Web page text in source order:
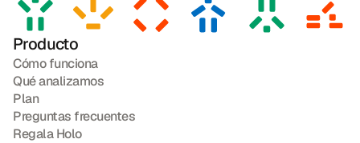
Producto
Cómo funciona
Qué analizamos
Plan
Preguntas frecuentes
Regala Holo